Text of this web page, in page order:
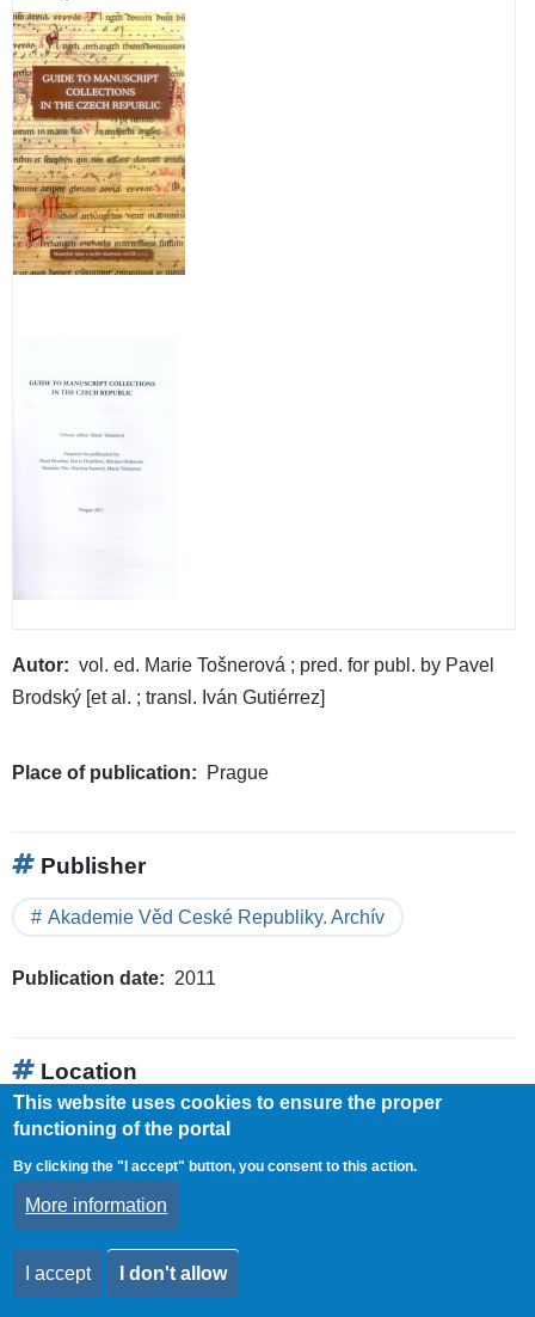
Autor
vol. ed. Marie Tošnerová ; pred. for publ. by Pavel
Brodský [et al. ; transl. Iván Gutiérrez]
Place of publication Prague
Publisher
Akademie Věd Ceské Republiky. Archív
Publication date 2011
Location
Manuscripts Department
Table of Contents
Foreword . . 7
Manuscript Collection in the Czech Republic . . 13
Index of Names . . 507
This website uses cookies to ensure the proper
functioning of the portal
By clicking the "I accept" button, you consent to this action.
More information
I accept I don't allow